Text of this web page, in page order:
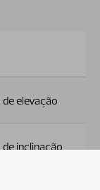
de elevação
de inclinação